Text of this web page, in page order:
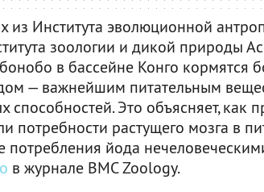
из Института эволюционной
зоологии и дикой природы
в бассейне Конго кормятся
— важнейшим питательным
способностей. Это объясняет, как
потребности растущего мозга в
потребления йода
в журнале BMC Zoology.